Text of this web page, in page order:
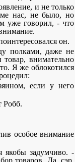
и не только
нас, не было, но
уже говорил, - что
он.
полками, даже не
внимательно
Я же облокотился
если у него
Робб.
особое внимание
якобы задумчиво. -
товаров. Да, сэр,